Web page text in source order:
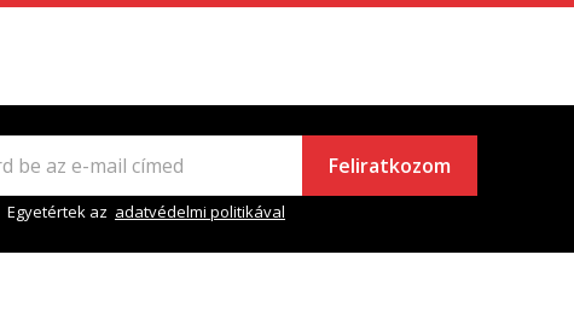
Feliratkozom
Egyetértek az adatvédelmi politikával